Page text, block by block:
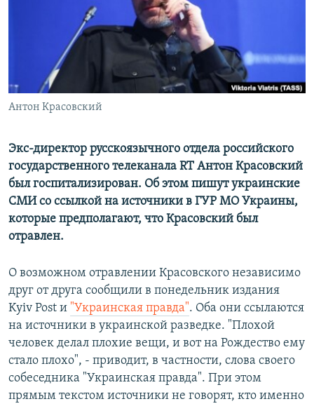
ПОБЕДИТЕЛЕЙ НЕ СУДЯТ?
КРЫМ.НЕПОКОРЕННЫЙ
УКРАИНСКАЯ ПРОБЛЕМА КРЫМА
ПРИСОЕДИНЯЙТЕСЬ!
Все сайты RFE/RL
Антон Красовский
Экс-директор русскоязычного отдела российского
государственного телеканала RT Антон Красовский
был госпитализирован. Об этом пишут украинские
СМИ со ссылкой на источники в ГУР МО Украины,
которые предполагают, что Красовский был
отравлен.
О возможном отравлении Красовского независимо
друг от друга сообщили в понедельник издания
Kyiv Post и "Украинская правда". Оба они ссылаются
на источники в украинской разведке. "Плохой
человек делал плохие вещи, и вот на Рождество ему
стало плохо", - приводит, в частности, слова своего
собеседника "Украинская правда". При этом
прямым текстом источники не говорят, кто именно